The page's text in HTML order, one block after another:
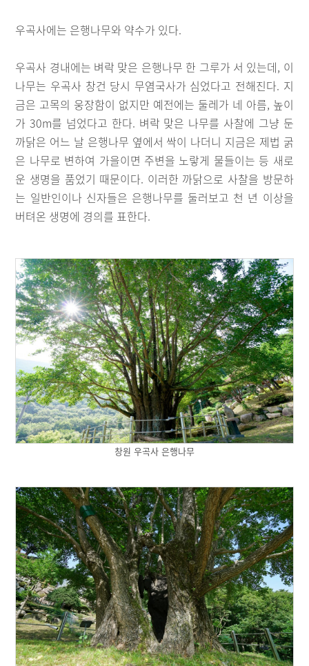
우곡사에는 은행나무와 약수가 있다.
우곡사 경내에는 벼락 맞은 은행나무 한 그루가 서 있는데, 이
나무는 우곡사 창건 당시 무염국사가 심었다고 전해진다. 지
금은 고목의 웅장함이 없지만 예전에는 둘레가 네 아름, 높이
가 30m를 넘었다고 한다. 벼락 맞은 나무를 사찰에 그냥 둔
까닭은 어느 날 은행나무 옆에서 싹이 나더니 지금은 제법 굵
은 나무로 변하여 가을이면 주변을 노랗게 물들이는 등 새로
운 생명을 품었기 때문이다. 이러한 까닭으로 사찰을 방문하
는 일반인이나 신자들은 은행나무를 둘러보고 천 년 이상을
버텨온 생명에 경의를 표한다.
창원 우곡사 은행나무